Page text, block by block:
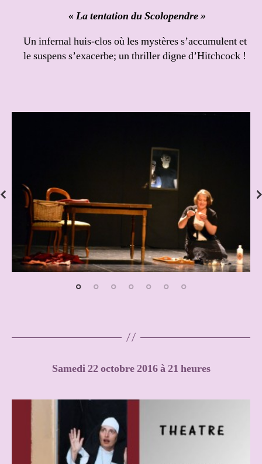
« La tentation du Scolopendre »
Un infernal huis-clos où les mystères s’accumulent et
le suspens s’exacerbe; un thriller digne d’Hitchcock !
Samedi 22 octobre 2016 à 21 heures